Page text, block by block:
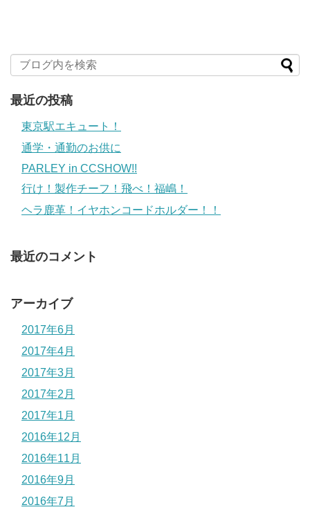
最近の投稿
東京駅エキュート！
通学・通勤のお供に
PARLEY in CCSHOW!!
行け！製作チーフ！飛べ！福嶋！
ヘラ鹿革！イヤホンコードホルダー！！
最近のコメント
アーカイブ
2017年6月
2017年4月
2017年3月
2017年2月
2017年1月
2016年12月
2016年11月
2016年9月
2016年7月